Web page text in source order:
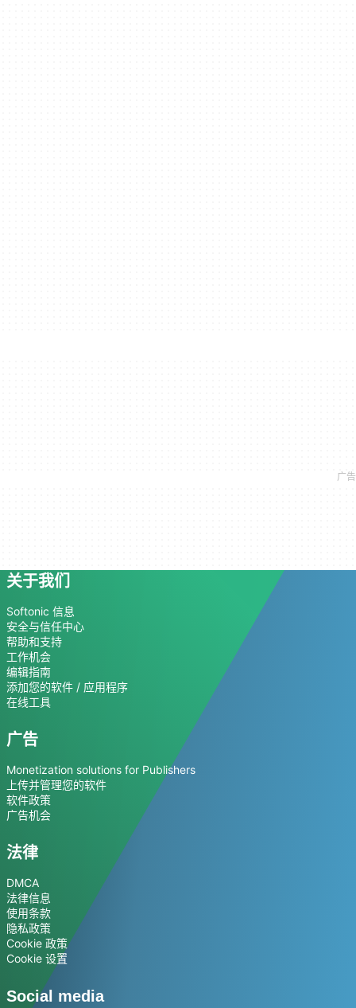
关于我们
Softonic 信息
安全与信任中心
帮助和支持
工作机会
编辑指南
添加您的软件 / 应用程序
在线工具
广告
Monetization solutions for Publishers
上传并管理您的软件
软件政策
广告机会
法律
DMCA
法律信息
使用条款
隐私政策
Cookie 政策
Cookie 设置
Social media